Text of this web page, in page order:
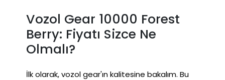
Vozol Gear 10000 Forest
Berry: Fiyatı Sizce Ne
Olmalı?
İlk olarak, vozol gear'ın kalitesine bakalım. Bu